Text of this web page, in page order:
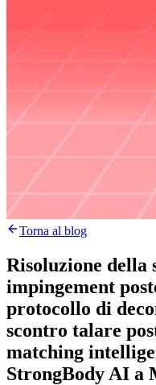
Torna al blog
Risoluzione della
impingement
protocollo di
scontro talare
matching
StrongBody AI a